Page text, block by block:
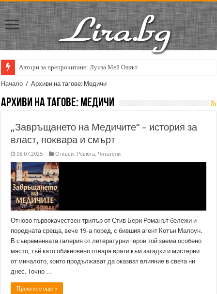
Автори за препрочитане: Луиза Мей Олкът
Начало / Архиви на тагове: Медичи
Архиви на тагове: Медичи
„Завръщането на Медичите“ – история за
власт, поквара и смърт
08.07.2025 Откъси, Ревюта, Читатели
Отново първокачествен трилър от Стив Бери Романът бележи и
поредната среща, вече 19-а поред, с бившия агент Котън Малоун.
В съвременната галерия от литературни герои той заема особено
място, тъй като обикновено отваря врати към загадки и мистерии
от миналото, които продължават да оказват влияние в света ни
днес. Точно …
Прочетете още »